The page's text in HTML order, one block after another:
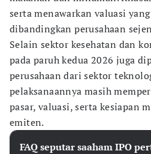
serta menawarkan valuasi
dibandingkan perusahaan
Selain sektor kesehatan dan
pada paruh kedua 2026 juga
perusahaan dari sektor
pelaksanaannya masih
pasar, valuasi, serta kesiapan
emiten.
FAQ seputar saaham IPO